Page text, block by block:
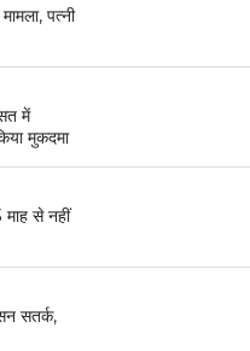
पत्नी
में
मुकदमा
से नहीं
सतर्क,